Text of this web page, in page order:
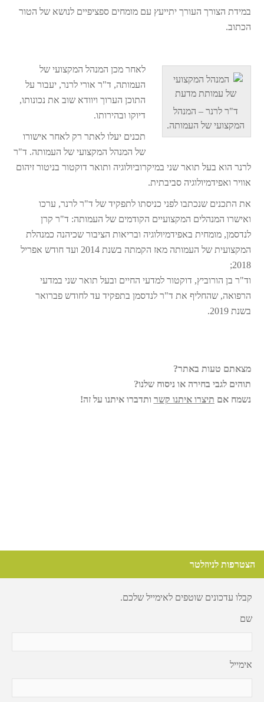
הצטרפות לניוזלטר
קבלו עדכונים שוטפים לאימייל שלכם.
שם
אימייל
במידת הצורך העורך יתייעץ עם מומחים ספציפיים לנושא של הטור
הכתוב.
ד"ר לרנר – המנהל
המקצועי של העמותה.
לאחר מכן המנהל המקצועי של
העמותה, ד"ר אורי לרנר, יעבור על
התוכן הערוך ויוודא שוב את נכונותו,
דיוקו ובהירותו.
תכנים יעלו לאתר רק לאחר אישורו
של המנהל המקצועי של העמותה. ד"ר
לרנר הוא בעל תואר שני במיקרוביולוגיה ותואר דוקטור בניטור זיהום
אוויר ואפידמיולוגיה סביבתית.
את התכנים שנכתבו לפני כניסתו לתפקיד של ד"ר לרנר, ערכו
ואישרו המנהלים המקצועיים הקודמים של העמותה: ד"ר קרן
לנדסמן, מומחית באפידמיולוגיה ובריאות הציבור שכיהנה כמנהלת
המקצועית של העמותה מאז הקמתה בשנת 2014 ועד חודש אפריל
2018;
וד"ר בן הורוביץ, דוקטור למדעי החיים ובעל תואר שני במדעי
הרפואה, שהחליף את ד"ר לנדסמן בתפקיד עד לחודש פברואר
בשנת 2019.
מצאתם טעות באתר?
תוהים לגבי בחירה או ניסוח שלנו?
נשמח אם תיצרו איתנו קשר ותדברו איתנו על זה!